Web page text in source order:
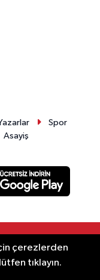
Spor
Asayiş
hakkı saklıdır.
çerezlerden
tıklayın.